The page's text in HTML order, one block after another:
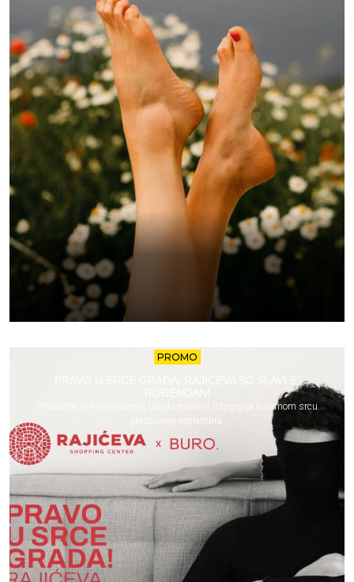
PROMO
Pridružite se humanitarnoj izložbi modnih fotografija u samom srcu
grada ovog septembra.